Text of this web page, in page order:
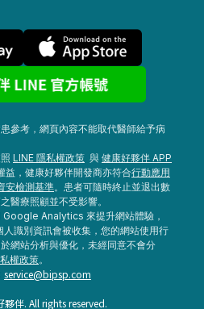
參考，網頁內容不能取代醫師給予病
LINE 隱私權政策 與 健康好夥伴 APP
益，健康好夥伴開發商亦符合行動應用
安檢測基準。患者可隨時終止並退出數
醫療照顧並不受影響。
Google Analytics 來提升網站體驗，
人識別資訊會被收集，您的網站使用行
網站分析與優化，未經同意不會分
權政策。
service@bipsp.com
伴. All rights reserved.